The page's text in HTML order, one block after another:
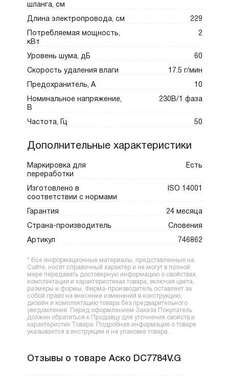
шланга, см
Длина электропровода, см 229
Потребляемая мощность,
кВт
2
Уровень шума, дБ 60
Скорость удаления влаги 17.5 г/мин
Предохранитель, А 10
Номинальное напряжение,
В
230В/1 фаза
Частота, Гц 50
Дополнительные характеристики
Маркировка для
переработки
Есть
Изготовлено в
соответствии с нормами
ISO 14001
Гарантия 24 месяца
Страна-производитель Словения
Артикул 746862
* Все информационные материалы, представленные на
Сайте, носят справочный характер и не могут в полной
мере передавать достоверную информацию о свойствах,
комплектации и характеристиках товара, включая цвета,
размеры и формы. Фирма-производитель оставляет за
собой право на внесение изменений в конструкцию,
дизайн и комплектацию товара без предварительного
уведомления. Перед оформлением Заказа Покупатель
должен обратиться к Продавцу для уточнения свойств и
характеристик Товара. Подробная информация о товаре
указывается в инструкции и на упаковке товара.
Отзывы о товаре Аско DC7784V.G